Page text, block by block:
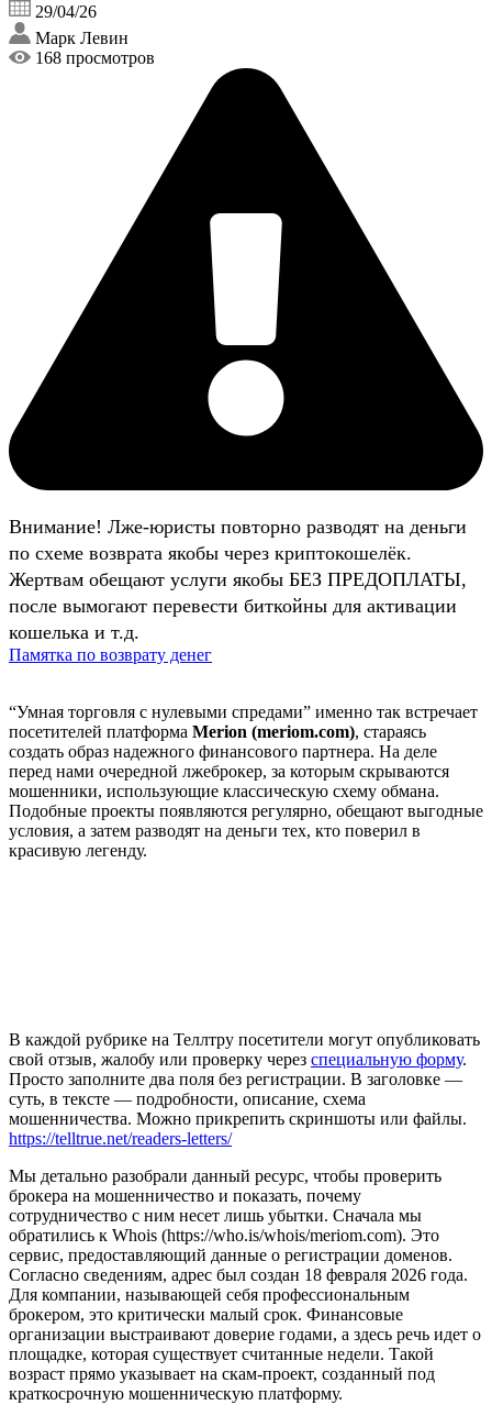
29/04/26
Марк Левин
168 просмотров
Внимание! Лже-юристы повторно разводят на деньги
по схеме возврата якобы через криптокошелёк.
Жертвам обещают услуги якобы БЕЗ ПРЕДОПЛАТЫ,
после вымогают перевести биткойны для активации
кошелька и т.д.
Памятка по возврату денег
“Умная торговля с нулевыми спредами” именно так встречает
посетителей платформа Merion (meriom.com), стараясь
создать образ надежного финансового партнера. На деле
перед нами очередной лжеброкер, за которым скрываются
мошенники, использующие классическую схему обмана.
Подобные проекты появляются регулярно, обещают выгодные
условия, а затем разводят на деньги тех, кто поверил в
красивую легенду.
В каждой рубрике на Теллтру посетители могут опубликовать
свой отзыв, жалобу или проверку через специальную форму.
Просто заполните два поля без регистрации. В заголовке —
суть, в тексте — подробности, описание, схема
мошенничества. Можно прикрепить скриншоты или файлы.
https://telltrue.net/readers-letters/
Мы детально разобрали данный ресурс, чтобы проверить
брокера на мошенничество и показать, почему
сотрудничество с ним несет лишь убытки. Сначала мы
обратились к Whois (https://who.is/whois/meriom.com). Это
сервис, предоставляющий данные о регистрации доменов.
Согласно сведениям, адрес был создан 18 февраля 2026 года.
Для компании, называющей себя профессиональным
брокером, это критически малый срок. Финансовые
организации выстраивают доверие годами, а здесь речь идет о
площадке, которая существует считанные недели. Такой
возраст прямо указывает на скам-проект, созданный под
краткосрочную мошенническую платформу.